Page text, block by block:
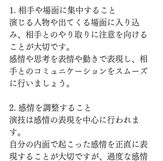
1. 相手や場面に集中すること
演じる人物や出てくる場面に入り込
み、相手とのやり取りに注意を向ける
ことが大切です。
感情や思考を表情や動きで表現し、相
手とのコミュニケーションをスムーズ
に行いましょう。
2. 感情を調整すること
演技は感情の表現を中心に行われま
す。
自分の内面で起こった感情を正直に表
現することが大切ですが、過度な感情